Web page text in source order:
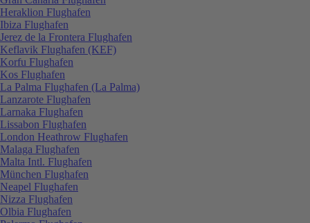
Heraklion Flughafen
Ibiza Flughafen
Jerez de la Frontera Flughafen
Keflavik Flughafen (KEF)
Korfu Flughafen
Kos Flughafen
La Palma Flughafen (La Palma)
Lanzarote Flughafen
Larnaka Flughafen
Lissabon Flughafen
London Heathrow Flughafen
Malaga Flughafen
Malta Intl. Flughafen
München Flughafen
Neapel Flughafen
Nizza Flughafen
Olbia Flughafen